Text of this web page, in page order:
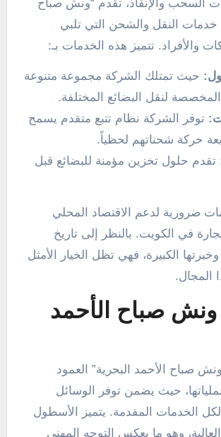
السحب والإنقاذ، تقدم “ونش صباح
خدمات النقل والشحن التي تلبي
والأفراد. تتميز هذه الخدمات بـ:
حيث تمتلك الشركة مجموعة متنوعة
لنقل البضائع المختلفة.
توفر الشركة نظام تتبع متقدم يسمح
حركة شحناتهم لحظياً.
تقدم حلول تخزين مؤمنة للبضائع قبل
ضرورية لدعم الاقتصاد المحلي
في الكويت. بالنظر إلى تاريخ
الكبيرة، فهي تظل الخيار الأمثل
المجال.
صباح الأحمد
صباح الأحمد البحرية” العمود
حيث يضمن توفر الوسائل
لكل الخدمات المقدمة. يتميز الأسطول
وهو ما يعكس التوجه المهني